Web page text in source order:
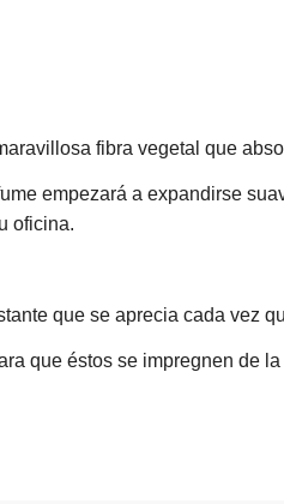
fibra vegetal que
empezará a expandirse
oficina.
que se aprecia cada vez
que éstos se impregnen de